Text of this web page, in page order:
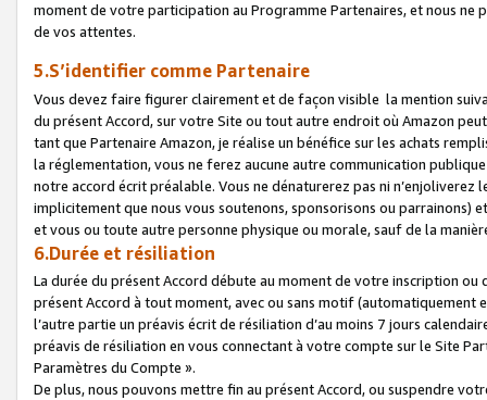
moment de votre participation au Programme Partenaires, et nous
de vos attentes.
5.S’identifier comme Partenaire
Vous devez faire figurer clairement et de façon visible la mention
du présent Accord, sur votre Site ou tout autre endroit où Amazon
tant que Partenaire Amazon, je réalise un bénéfice sur les achats
la réglementation, vous ne ferez aucune autre communication
notre accord écrit préalable. Vous ne dénaturerez pas ni
implicitement que nous vous soutenons, sponsorisons ou parrainons)
et vous ou toute autre personne physique ou morale, sauf de la
6.Durée et résiliation
La durée du présent Accord débute au moment de votre inscription
présent Accord à tout moment, avec ou sans motif (automatiquement
l’autre partie un préavis écrit de résiliation d’au moins 7 jours
préavis de résiliation en vous connectant à votre compte sur le Site
Paramètres du Compte ».
De plus, nous pouvons mettre fin au présent Accord, ou suspendre